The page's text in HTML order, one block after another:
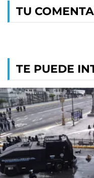
TU
TE PUEDE